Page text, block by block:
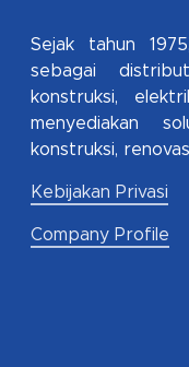
Sejak tahun
sebagai
konstruksi,
menyediakan
konstruksi,
Kebijakan Privasi
Company Profile